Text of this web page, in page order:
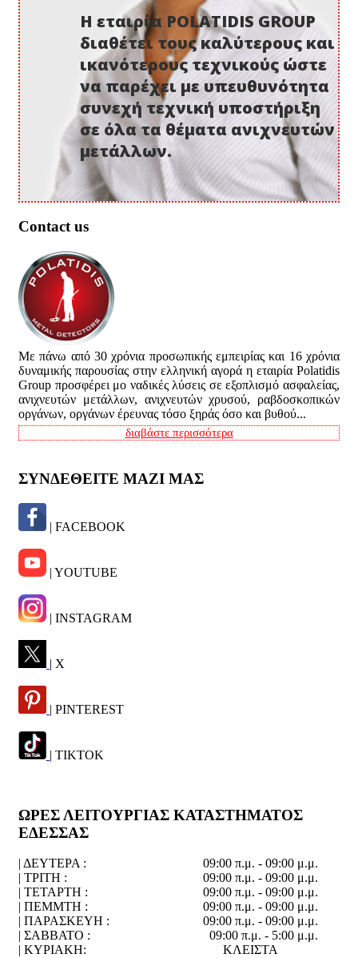
Η εταιρία POLATIDIS GROUP
διαθέτει τους καλύτερους και
ικανότερους τεχνικούς ώστε
να παρέχει με υπευθυνότητα
συνεχή τεχνική υποστήριξη
σε όλα τα θέματα ανιχνευτών
μετάλλων.
Contact us
Με πάνω από 30 χρόνια προσωπικής εμπειρίας και 16 χρόνια
δυναμικής παρουσίας στην ελληνική αγορά η εταιρία Polatidis
Group προσφέρει μο ναδικές λύσεις σε εξοπλισμό ασφαλείας,
ανιχνευτών μετάλλων, ανιχνευτών χρυσού, ραβδοσκοπικών
οργάνων, οργάνων έρευνας τόσο ξηράς όσο και βυθού...
διαβάστε περισσότερα
ΣΥΝΔΕΘΕΙΤΕ ΜΑΖΙ ΜΑΣ
| FACEBOOK
| YOUTUBE
| INSTAGRAM
| X
| PINTEREST
| TIKTOK
ΩΡΕΣ ΛΕΙΤΟΥΡΓΙΑΣ ΚΑΤΑΣΤΗΜΑΤΟΣ
ΕΔΕΣΣΑΣ
| ΔΕΥΤΕΡΑ :
09:00 π.μ. - 09:00 μ.μ.
| ΤΡΙΤΗ :
09:00 π.μ. - 09:00 μ.μ.
| ΤΕΤΑΡΤΗ :
09:00 π.μ. - 09:00 μ.μ.
| ΠΕΜΜΤΗ :
09:00 π.μ. - 09:00 μ.μ.
| ΠΑΡΑΣΚΕΥΗ :
09:00 π.μ. - 09:00 μ.μ.
| ΣΑΒΒΑΤΟ :
09:00 π.μ. - 5:00 μ.μ.
| ΚΥΡΙΑΚΗ:
ΚΛΕΙΣΤΑ